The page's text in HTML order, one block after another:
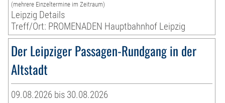
(mehrere Einzeltermine im Zeitraum)
Leipzig Details
Treff/Ort: PROMENADEN Hauptbahnhof Leipzig
Der Leipziger Passagen-Rundgang in der
Altstadt
09.08.2026 bis 30.08.2026